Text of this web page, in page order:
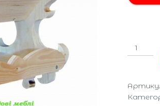
товара
0100-
1